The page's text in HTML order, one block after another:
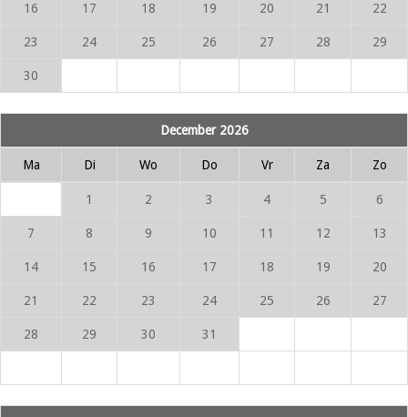
16 17 18 19 20 21 22
23 24 25 26 27 28 29
30
December 2026
Ma Di Wo Do Vr Za Zo
1 2 3 4 5 6
7 8 9 10 11 12 13
14 15 16 17 18 19 20
21 22 23 24 25 26 27
28 29 30 31